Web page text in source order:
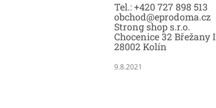
Tel.: +420 727 898 513
obchod@eprodoma.cz
Strong shop s.r.o.
Chocenice 32 Břežany I
28002 Kolín
9.8.2021